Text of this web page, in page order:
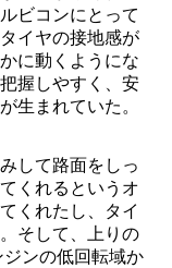
ビコンにとって
イヤの接地感が
に動くようにな
握しやすく、安
生まれていた。
して路面をしっ
くれるというオ
くれたし、タイ
そして、上りの
ンの低回転域か